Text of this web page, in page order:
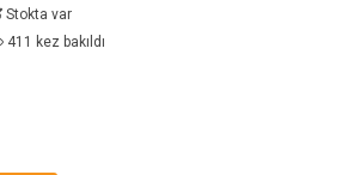
Stokta var
411 kez bakıldı